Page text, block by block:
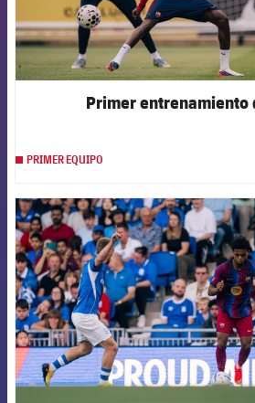
Primer entrenamiento
PRIMER EQUIPO
FCB